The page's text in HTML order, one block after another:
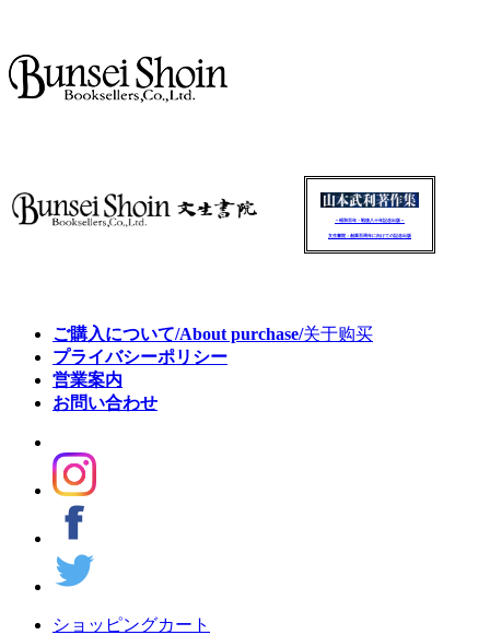
～昭和百年・戦後八十年記念出版～
文生書院：創業百周年に向けての記念出版
ご購入について/About purchase/关于购买
プライバシーポリシー
営業案内
お問い合わせ
ショッピングカート